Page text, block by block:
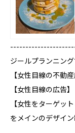
ジールプランニング
【女性目線の不動産
【女性目線の広告】
【女性をターゲッ
をメインのデザイン